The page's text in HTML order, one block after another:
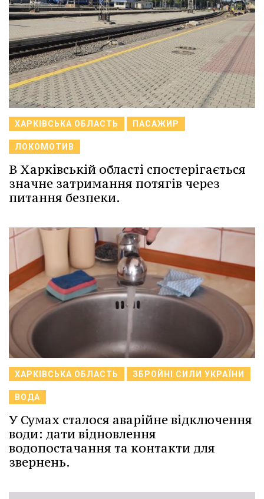
ХАРКІВСЬКА ОБЛАСТЬ ПАСАЖИР
ЛОКОМОТИВ
В Харківській області спостерігається
значне затримання потягів через
питання безпеки.
ХАРКІВСЬКА ОБЛАСТЬ ЗБРОЙНІ СИЛИ УКРАЇНИ
ВОДА
У Сумах сталося аварійне відключення
води: дати відновлення
водопостачання та контакти для
звернень.